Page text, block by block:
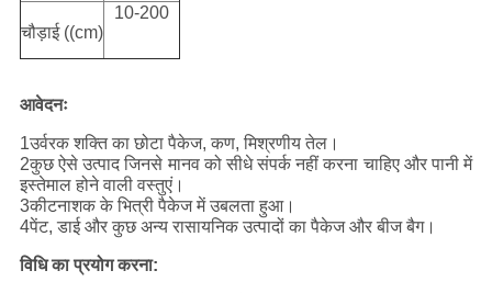
चौड़ाई ((cm)
10-200
आवेदनः
1उर्वरक शक्ति का छोटा पैकेज, कण, मिश्रणीय तेल।
2कुछ ऐसे उत्पाद जिनसे मानव को सीधे संपर्क नहीं करना चाहिए और पानी में
इस्तेमाल होने वाली वस्तुएं।
3कीटनाशक के भित्री पैकेज में उबलता हुआ।
4पेंट, डाई और कुछ अन्य रासायनिक उत्पादों का पैकेज और बीज बैग।
विधि का प्रयोग करना: